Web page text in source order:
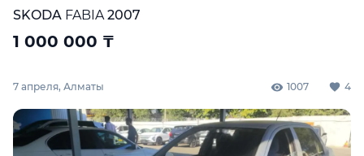
SKODA FABIA2007
1 000 000 ₸
7 апреля, Алматы 1007 4